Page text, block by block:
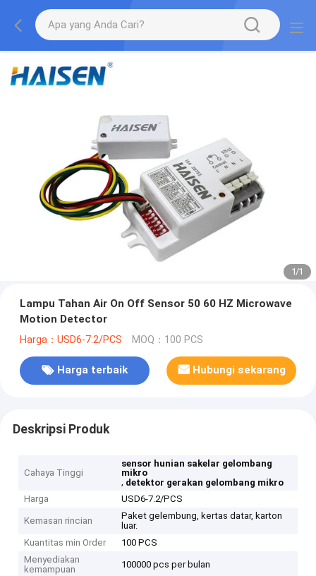
1/1
Lampu Tahan Air On Off Sensor 50 60 HZ Microwave
Motion Detector
Harga：USD6-7.2/PCS MOQ：100 PCS
Harga terbaik Hubungi sekarang
Deskripsi Produk
Cahaya Tinggi
sensor hunian sakelar gelombang
mikro
, detektor gerakan gelombang mikro
Harga
USD6-7.2/PCS
Kemasan rincian
Paket gelembung, kertas datar, karton
luar.
Kuantitas min Order
100 PCS
Menyediakan
kemampuan
100000 pcs per bulan